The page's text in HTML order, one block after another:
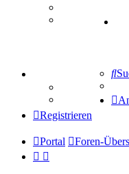
Mastodon
Tipprunde
Comunio
Registrieren
Portal Foren-